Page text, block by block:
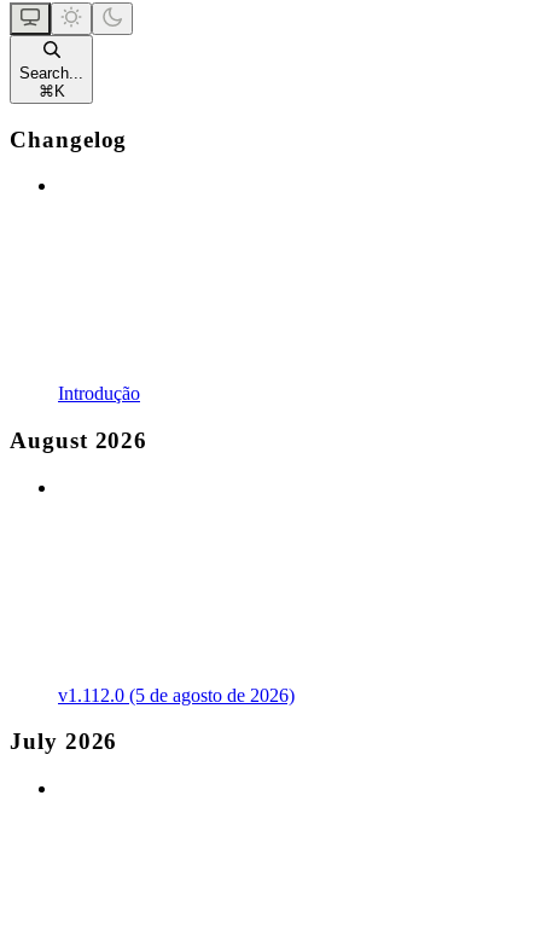
Search...
⌘ K
Changelog
Introdução
August 2026
v1.112.0 (5 de agosto de 2026)
July 2026